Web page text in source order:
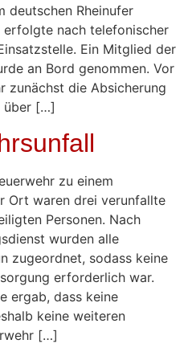
deutschen Rheinufer
erfolgte nach telefonischer
Ein Mitglied der
an Bord genommen. Vor
zunächst die Absicherung
über […]
zu einem
Ort waren drei verunfallte
Personen. Nach
wurden alle
zugeordnet, sodass keine
erforderlich war.
ergab, dass keine
keine weiteren
[…]